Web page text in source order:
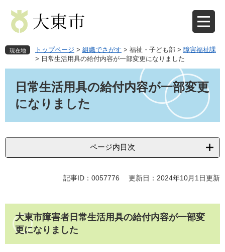
先
で
を
ば
へ
現在地 トップページ > 組織でさがす > 福祉・子ども部 > 障害福祉課
> 日常生活用具の給付内容が一部変更になりました
日常生活用具の給付内容が一部変更
になりました
ページ内目次
記事ID：0057776 更新日：2024年10月1日更新
大東市障害者日常生活用具の給付内容が一部変
更になりました